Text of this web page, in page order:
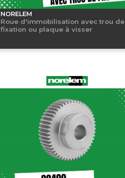
NORELEM
Roue d'immobilisation avec trou de
fixation ou plaque à visser